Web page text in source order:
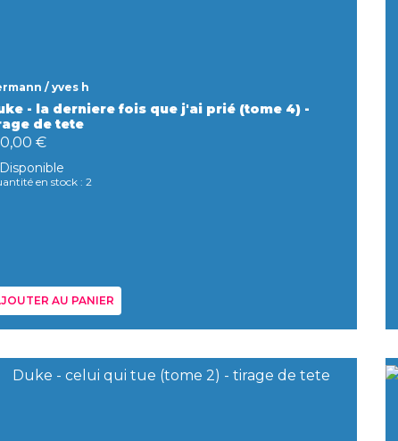
/ yves h
- la derniere fois que j'ai prié (tome 4) -
de tete
€
Disponible
en stock : 2
AU PANIER